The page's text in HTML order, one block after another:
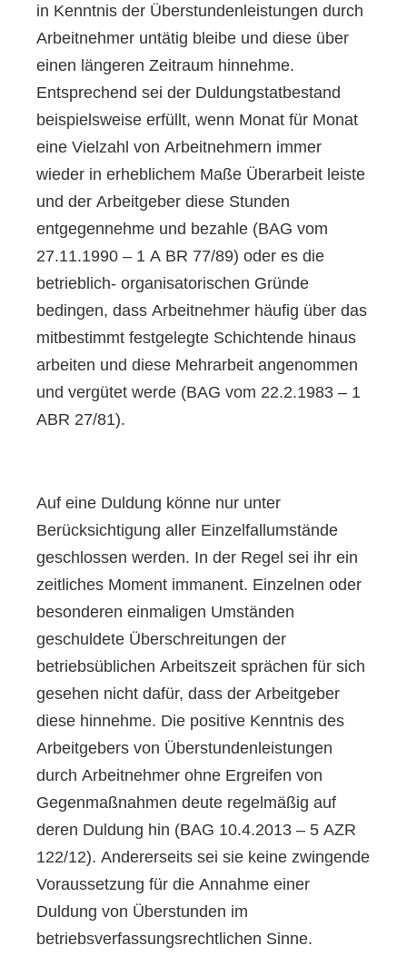
in Kenntnis der Überstundenleistungen durch
Arbeitnehmer untätig bleibe und diese über
einen längeren Zeitraum hinnehme.
Entsprechend sei der Duldungstatbestand
beispielsweise erfüllt, wenn Monat für Monat
eine Vielzahl von Arbeitnehmern immer
wieder in erheblichem Maße Überarbeit leiste
und der Arbeitgeber diese Stunden
entgegennehme und bezahle (BAG vom
27.11.1990 – 1 A BR 77/89) oder es die
betrieblich- organisatorischen Gründe
bedingen, dass Arbeitnehmer häufig über das
mitbestimmt festgelegte Schichtende hinaus
arbeiten und diese Mehrarbeit angenommen
und vergütet werde (BAG vom 22.2.1983 – 1
ABR 27/81).
Auf eine Duldung könne nur unter
Berücksichtigung aller Einzelfallumstände
geschlossen werden. In der Regel sei ihr ein
zeitliches Moment immanent. Einzelnen oder
besonderen einmaligen Umständen
geschuldete Überschreitungen der
betriebsüblichen Arbeitszeit sprächen für sich
gesehen nicht dafür, dass der Arbeitgeber
diese hinnehme. Die positive Kenntnis des
Arbeitgebers von Überstundenleistungen
durch Arbeitnehmer ohne Ergreifen von
Gegenmaßnahmen deute regelmäßig auf
deren Duldung hin (BAG 10.4.2013 – 5 AZR
122/12). Andererseits sei sie keine zwingende
Voraussetzung für die Annahme einer
Duldung von Überstunden im
betriebsverfassungsrechtlichen Sinne.